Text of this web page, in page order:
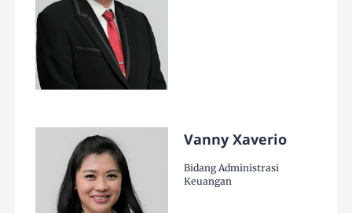
Vanny Xaverio
Bidang Administrasi
Keuangan